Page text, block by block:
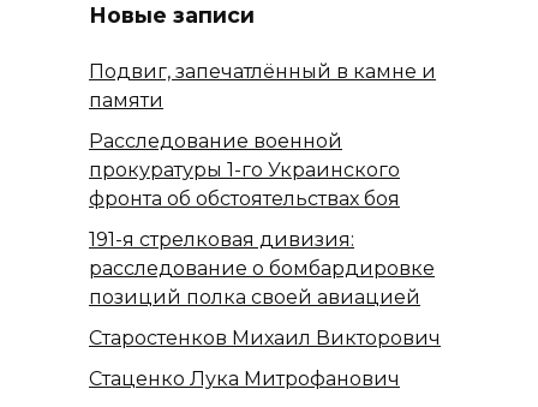
Новые записи
Подвиг, запечатлённый в камне и
памяти
Расследование военной
прокуратуры 1-го Украинского
фронта об обстоятельствах боя
191-я стрелковая дивизия:
расследование о бомбардировке
позиций полка своей авиацией
Старостенков Михаил Викторович
Стаценко Лука Митрофанович